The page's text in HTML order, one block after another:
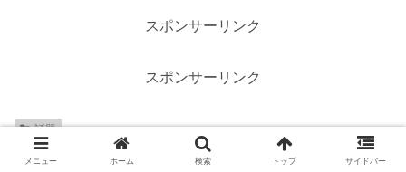
スポンサーリンク
スポンサーリンク
話題
メニュー ホーム 検索 トップ サイドバー